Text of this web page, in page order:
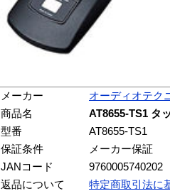
メーカー
オーディオテク
商品名
AT8655-TS1 タ
型番
AT8655-TS1
保証条件
メーカー保証
JANコード
9760005740202
返品について
特定商取引法に